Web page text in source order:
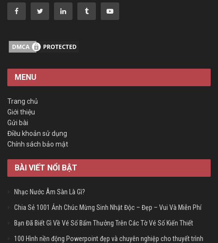
MENU
Trang chủ
Giới thiệu
Gửi bài
Điều khoản sử dụng
Chính sách bảo mật
BÀI VIẾT NỔI BẬT
Nhạc Nước Âm Sàn Là Gì?
Chia Sẻ 1001 Ảnh Chúc Mừng Sinh Nhật Độc – Đẹp – Vui Và Miễn Phí
Bạn Đã Biết Gì Về Vé Số Bấm Thưởng Trên Các Tờ Vé Số Kiến Thiết
100 Hình nền động Powerpoint đẹp và chuyên nghiệp cho thuyết trình